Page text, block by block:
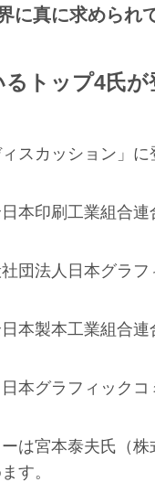
に真に求められ
るトップ4氏が
ィスカッション」
本印刷工業組合連
団法人日本グラフ
本製本工業組合連
本グラフィックコ
は宮本泰夫氏（
す。